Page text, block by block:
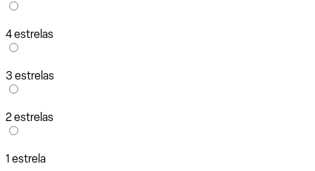
4 estrelas
3 estrelas
2 estrelas
1 estrela